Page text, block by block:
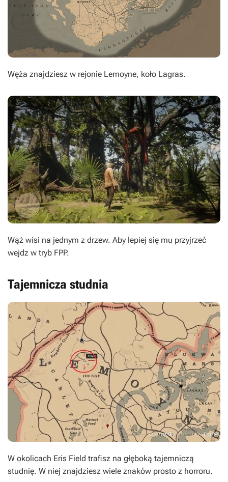
Węża znajdziesz w rejonie Lemoyne, koło Lagras.
Wąż wisi na jednym z drzew. Aby lepiej się mu przyjrzeć
wejdz w tryb FPP.
Tajemnicza studnia
W okolicach Eris Field trafisz na głęboką tajemniczą
studnię. W niej znajdziesz wiele znaków prosto z horroru.